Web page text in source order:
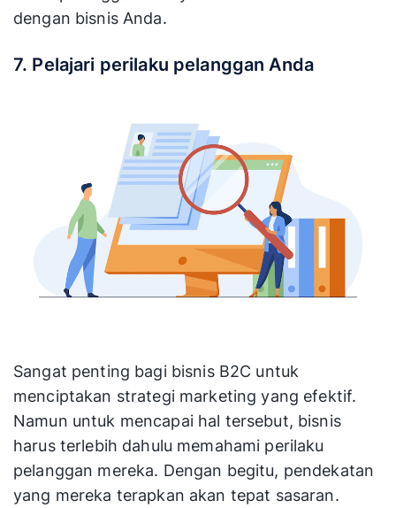
dengan bisnis Anda.
7. Pelajari perilaku pelanggan Anda
Sangat penting bagi bisnis B2C untuk
menciptakan strategi marketing yang efektif.
Namun untuk mencapai hal tersebut, bisnis
harus terlebih dahulu memahami perilaku
pelanggan mereka. Dengan begitu, pendekatan
yang mereka terapkan akan tepat sasaran.